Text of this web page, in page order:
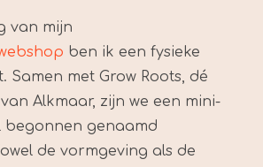
van mijn
ben ik een fysieke
Samen met Grow Roots, dé
Alkmaar, zijn we een mini-
begonnen genaamd
de vormgeving als de